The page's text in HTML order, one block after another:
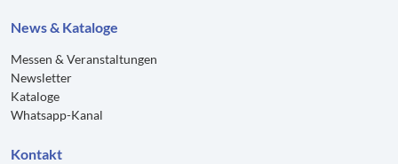
News & Kataloge
Messen & Veranstaltungen
Newsletter
Kataloge
Whatsapp-Kanal
Kontakt